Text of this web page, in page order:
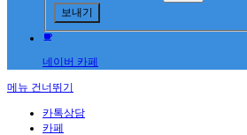
네이버 카페
메뉴 건너뛰기
카톡상담
카페